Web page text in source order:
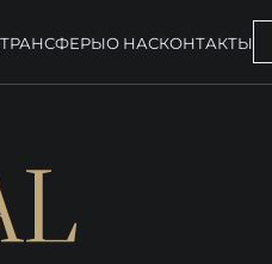
ТРАНСФЕРЫО НАСКОНТАКТЫ